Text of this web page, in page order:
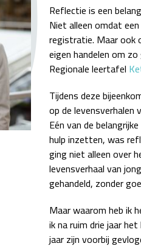
Reflectie is een
Niet alleen omdat
registratie. Maar ook
eigen handelen om
Regionale leertafel
Tijdens deze
op de levensverhalen
Eén van de
hulp inzetten, was
ging niet alleen over
levensverhaal van
gehandeld, zonder
Maar waarom heb ik
ik na ruim drie jaar
jaar zijn voorbij